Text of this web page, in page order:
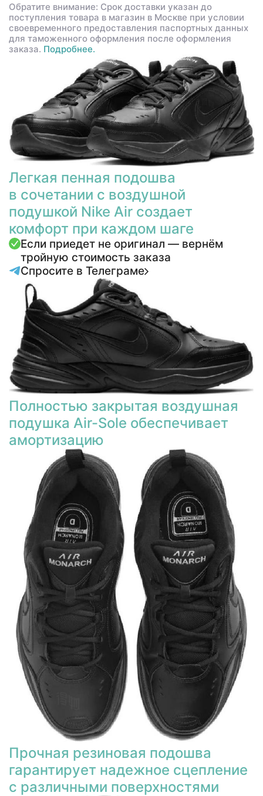
Обратите внимание: Срок доставки указан до
поступления товара в магазин в Москве при условии
своевременного предоставления паспортных данных
для таможенного оформления после оформления
заказа. Подробнее.
Легкая пенная подошва
в сочетании с воздушной
подушкой Nike Air создает
комфорт при каждом шаге
Если приедет не оригинал — вернём
тройную стоимость заказа
Спросите в Телеграме
Полностью закрытая воздушная
подушка Air-Sole обеспечивает
амортизацию
Прочная резиновая подошва
гарантирует надежное сцепление
с различными поверхностями